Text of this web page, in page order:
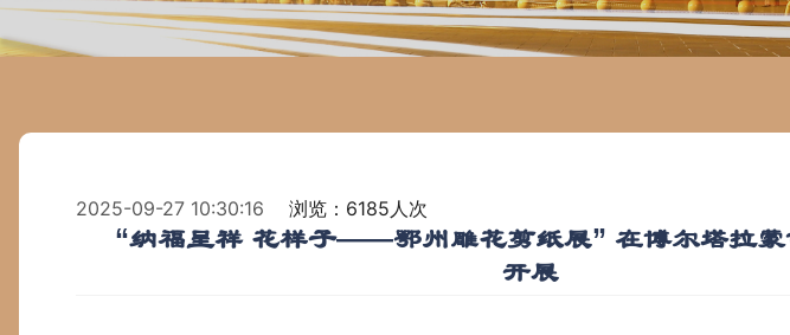
2025-09-27 10:30:16 浏览：6185人次
“纳福呈祥 花样子——鄂州雕花剪纸展” 在博尔塔拉蒙
开展